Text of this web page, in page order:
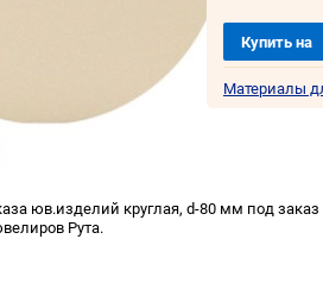
Купить на
Материалы
юв.изделий круглая, d-80 мм под заказ
Рута.